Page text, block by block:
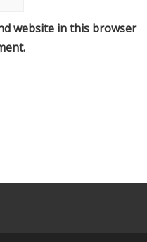
website in this browser